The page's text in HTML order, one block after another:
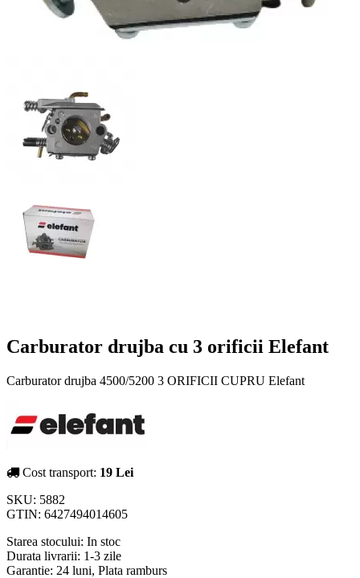
Carburator drujba cu 3 orificii Elefant
Carburator drujba 4500/5200 3 ORIFICII CUPRU Elefant
Cost transport: 19 Lei
SKU: 5882
GTIN: 6427494014605
Starea stocului: In stoc
Durata livrarii: 1-3 zile
Garantie: 24 luni, Plata ramburs